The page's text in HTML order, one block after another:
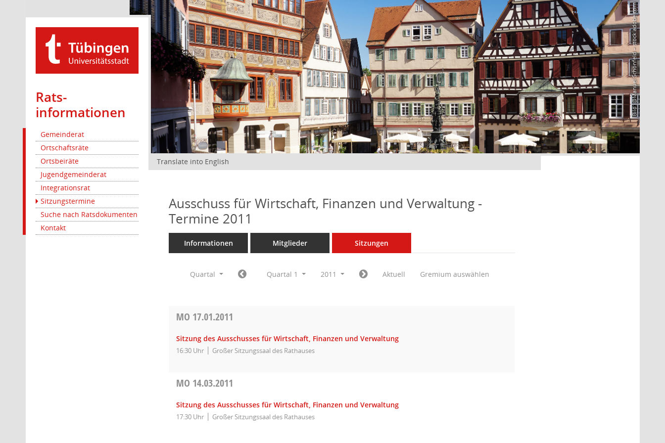
Rats­
informationen
Gemeinderat
Ortschaftsräte
Ortsbeiräte
Jugendgemeinderat
Integrationsrat
Sitzungstermine
Suche nach Ratsdokumenten
Kontakt
Bild: @Manuel Schönfeld – stock.adobe.com
Translate into English
Ausschuss für Wirtschaft, Finanzen und Verwaltung -
Termine 2011
Informationen Mitglieder Sitzungen
Quartal Quartal 1 2011 Aktuell Gremium auswählen
MO 17.01.2011
Sitzung des Ausschusses für Wirtschaft, Finanzen und Verwaltung
16:30 Uhr Großer Sitzungssaal des Rathauses
MO 14.03.2011
Sitzung des Ausschusses für Wirtschaft, Finanzen und Verwaltung
17:30 Uhr Großer Sitzungssaal des Rathauses